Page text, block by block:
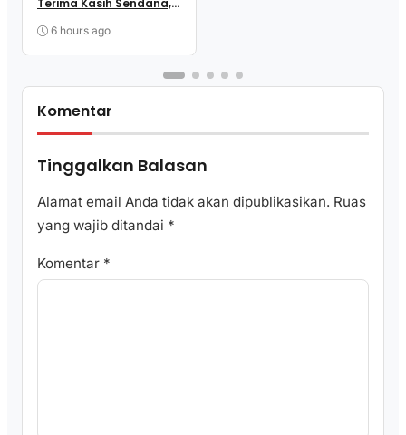
Terima Kasih Sendana,
Penopang Perjuangan
6 hours ago
Komentar
Tinggalkan Balasan
Alamat email Anda tidak akan dipublikasikan. Ruas
yang wajib ditandai *
Komentar *